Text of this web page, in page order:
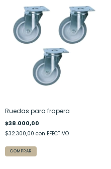
Ruedas para frapera
$38.000,00
$32.300,00 con EFECTIVO